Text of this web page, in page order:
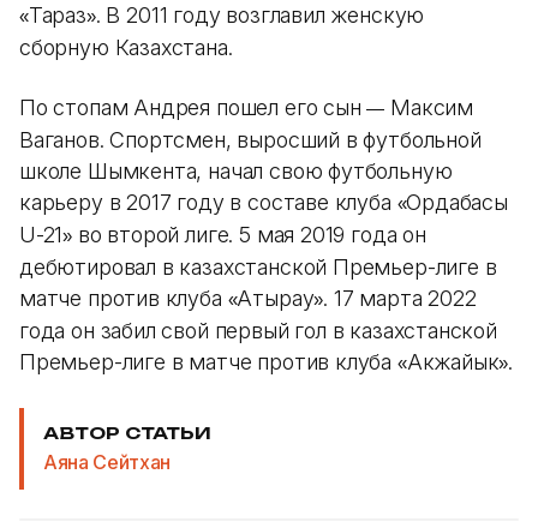
«Тараз». В 2011 году возглавил женскую
сборную Казахстана.
По стопам Андрея пошел его сын— Максим
Ваганов. Спортсмен, выросший в футбольной
школе Шымкента, начал свою футбольную
карьеру в 2017 году в составе клуба «Ордабасы
U-21» во второй лиге. 5 мая 2019 года он
дебютировал в казахстанской Премьер-лиге в
матче против клуба «Атырау». 17 марта 2022
года он забил свой первый гол в казахстанской
Премьер-лиге в матче против клуба «Акжайык».
АВТОР СТАТЬИ
Аяна Сейтхан